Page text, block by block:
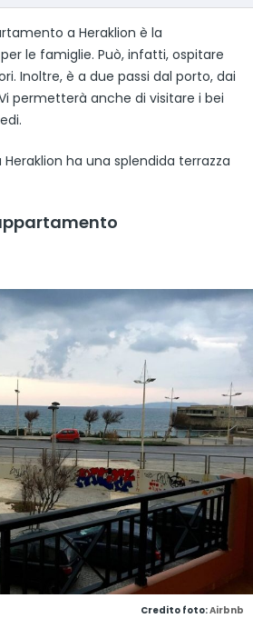
a Heraklion è la
le famiglie. Può, infatti, ospitare
Inoltre, è a due passi dal porto, dai
permetterà anche di visitare i bei
ha una splendida terrazza
Credito foto:Airbnb